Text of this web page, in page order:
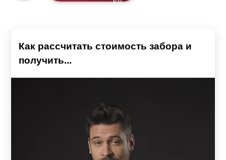
после демонтажа старого полотна ограды. За счет
крепления ламелей к направляющим, можно
кардинально изменить его внешний вид.
Характеристики различных вариантов
Как рассчитать стоимость забора и
получить...